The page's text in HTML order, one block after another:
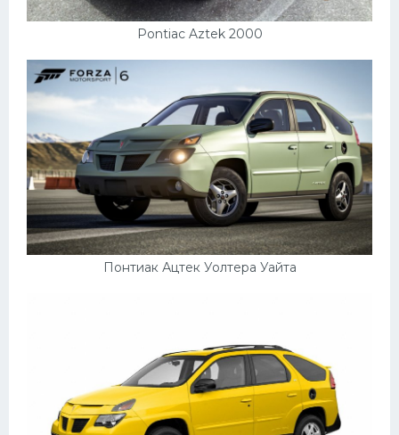
Pontiac Aztek 2000
Понтиак Ацтек Уолтера Уайта
Эмблемы